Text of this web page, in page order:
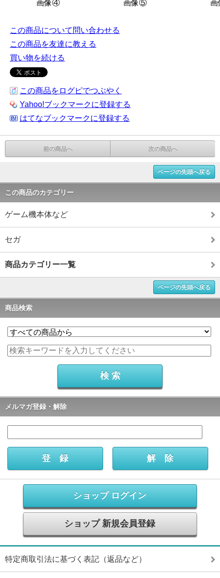
画像④ 画像⑤
この商品について問い合わせる
この商品を友達に教える
買い物を続ける
この商品をログピでつぶやく
Yahoo!ブックマークに登録する
はてなブックマークに登録する
前の商品へ 次の商品へ
ページの先頭へ戻る
この商品のカテゴリー
ゲーム機本体など
セガ
商品カテゴリー一覧
ページの先頭へ戻る
商品検索
メルマガ登録・解除
ショップ ログイン
ショップ 新規会員登録
特定商取引法に基づく表記（返品など）